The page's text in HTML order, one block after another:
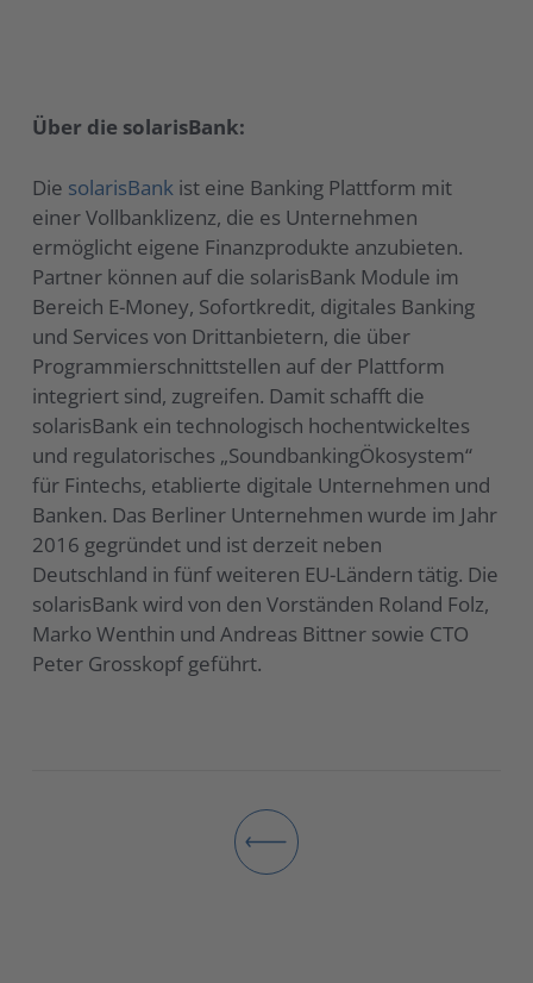
Über die solarisBank:
Die solarisBank ist eine Banking Plattform mit
einer Vollbanklizenz, die es Unternehmen
ermöglicht eigene Finanzprodukte anzubieten.
Partner können auf die solarisBank Module im
Bereich E-Money, Sofortkredit, digitales Banking
und Services von Drittanbietern, die über
Programmierschnittstellen auf der Plattform
integriert sind, zugreifen. Damit schafft die
solarisBank ein technologisch hochentwickeltes
und regulatorisches „SoundbankingÖkosystem“
für Fintechs, etablierte digitale Unternehmen und
Banken. Das Berliner Unternehmen wurde im Jahr
2016 gegründet und ist derzeit neben
Deutschland in fünf weiteren EU-Ländern tätig. Die
solarisBank wird von den Vorständen Roland Folz,
Marko Wenthin und Andreas Bittner sowie CTO
Peter Grosskopf geführt.